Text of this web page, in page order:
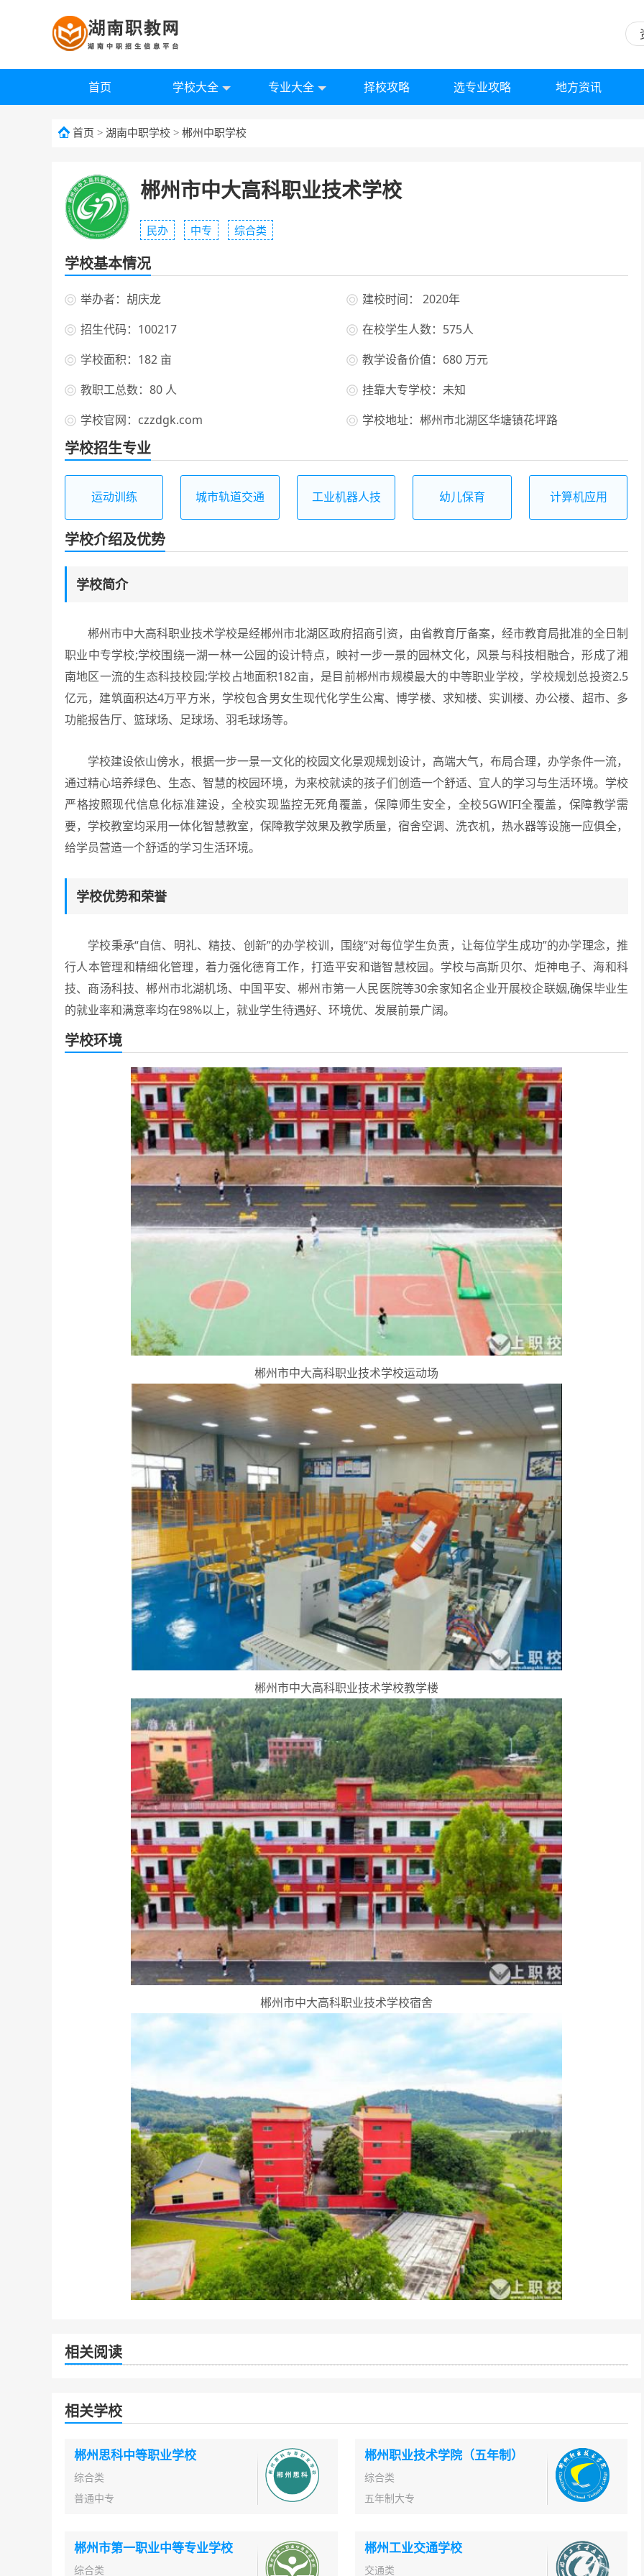
首页 学校大全 专业大全 择校攻略 选专业攻略 地方资讯
首页 > 湖南中职学校 > 郴州中职学校
郴州市中大高科职业技术学校
民办 中专 综合类
学校基本情况
举办者：胡庆龙
建校时间： 2020年
招生代码：100217
在校学生人数：575人
学校面积：182 亩
教学设备价值：680 万元
教职工总数：80 人
挂靠大专学校：未知
学校官网：czzdgk.com
学校地址：郴州市北湖区华塘镇花坪路
学校招生专业
运动训练
城市轨道交通
工业机器人技
幼儿保育 计算机应用
学校介绍及优势
学校简介
郴州市中大高科职业技术学校是经郴州市北湖区政府招商引资，由省教育厅备案，经市教育局批准的全日制
职业中专学校;学校围绕一湖一林一公园的设计特点，映衬一步一景的园林文化，风景与科技相融合，形成了湘
南地区一流的生态科技校园;学校占地面积182亩，是目前郴州市规模最大的中等职业学校，学校规划总投资2.5
亿元，建筑面积达4万平方米，学校包含男女生现代化学生公寓、博学楼、求知楼、实训楼、办公楼、超市、多
功能报告厅、篮球场、足球场、羽毛球场等。
学校建设依山傍水，根据一步一景一文化的校园文化景观规划设计，高端大气，布局合理，办学条件一流，
通过精心培养绿色、生态、智慧的校园环境，为来校就读的孩子们创造一个舒适、宜人的学习与生活环境。学校
严格按照现代信息化标准建设，全校实现监控无死角覆盖，保障师生安全，全校5GWIFI全覆盖，保障教学需
要，学校教室均采用一体化智慧教室，保障教学效果及教学质量，宿舍空调、洗衣机，热水器等设施一应俱全，
给学员营造一个舒适的学习生活环境。
学校优势和荣誉
学校秉承“自信、明礼、精技、创新”的办学校训，围绕“对每位学生负责，让每位学生成功”的办学理念，推
行人本管理和精细化管理，着力强化德育工作，打造平安和谐智慧校园。学校与高斯贝尔、炬神电子、海和科
技、商汤科技、郴州市北湖机场、中国平安、郴州市第一人民医院等30余家知名企业开展校企联姻,确保毕业生
的就业率和满意率均在98%以上，就业学生待遇好、环境优、发展前景广阔。
学校环境
郴州市中大高科职业技术学校运动场
郴州市中大高科职业技术学校教学楼
郴州市中大高科职业技术学校宿舍
相关阅读
相关学校
郴州思科中等职业学校
综合类
普通中专
郴州职业技术学院（五年制）
综合类
五年制大专
郴州市第一职业中等专业学校
综合类
郴州工业交通学校
交通类